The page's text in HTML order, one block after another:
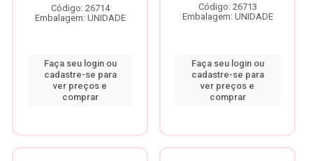
Código: 26714
Embalagem: UNIDADE
Faça seu login ou
cadastre-se para
ver preços e
comprar
Código: 26713
Embalagem: UNIDADE
Faça seu login ou
cadastre-se para
ver preços e
comprar